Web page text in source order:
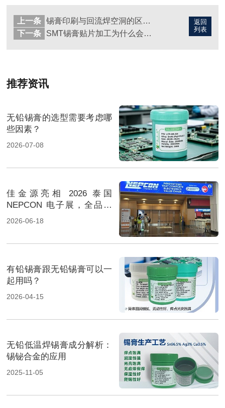
返回
列表
上一条
锡膏印刷与回流焊空洞的区别有哪些？
下一条
SMT锡膏贴片加工为什么会少锡虚焊？
推荐资讯
无铅锡膏的选型需要考虑哪
些因素？
2026-07-08
佳金源亮相 2026 泰国
NEPCON 电子展，全品类
焊料重磅展出，高性能锡膏
2026-06-18
有铅锡膏跟无铅锡膏可以一
起用吗？
2026-04-15
无铅低温焊锡膏成分解析：
锡铋合金的应用
2025-11-05